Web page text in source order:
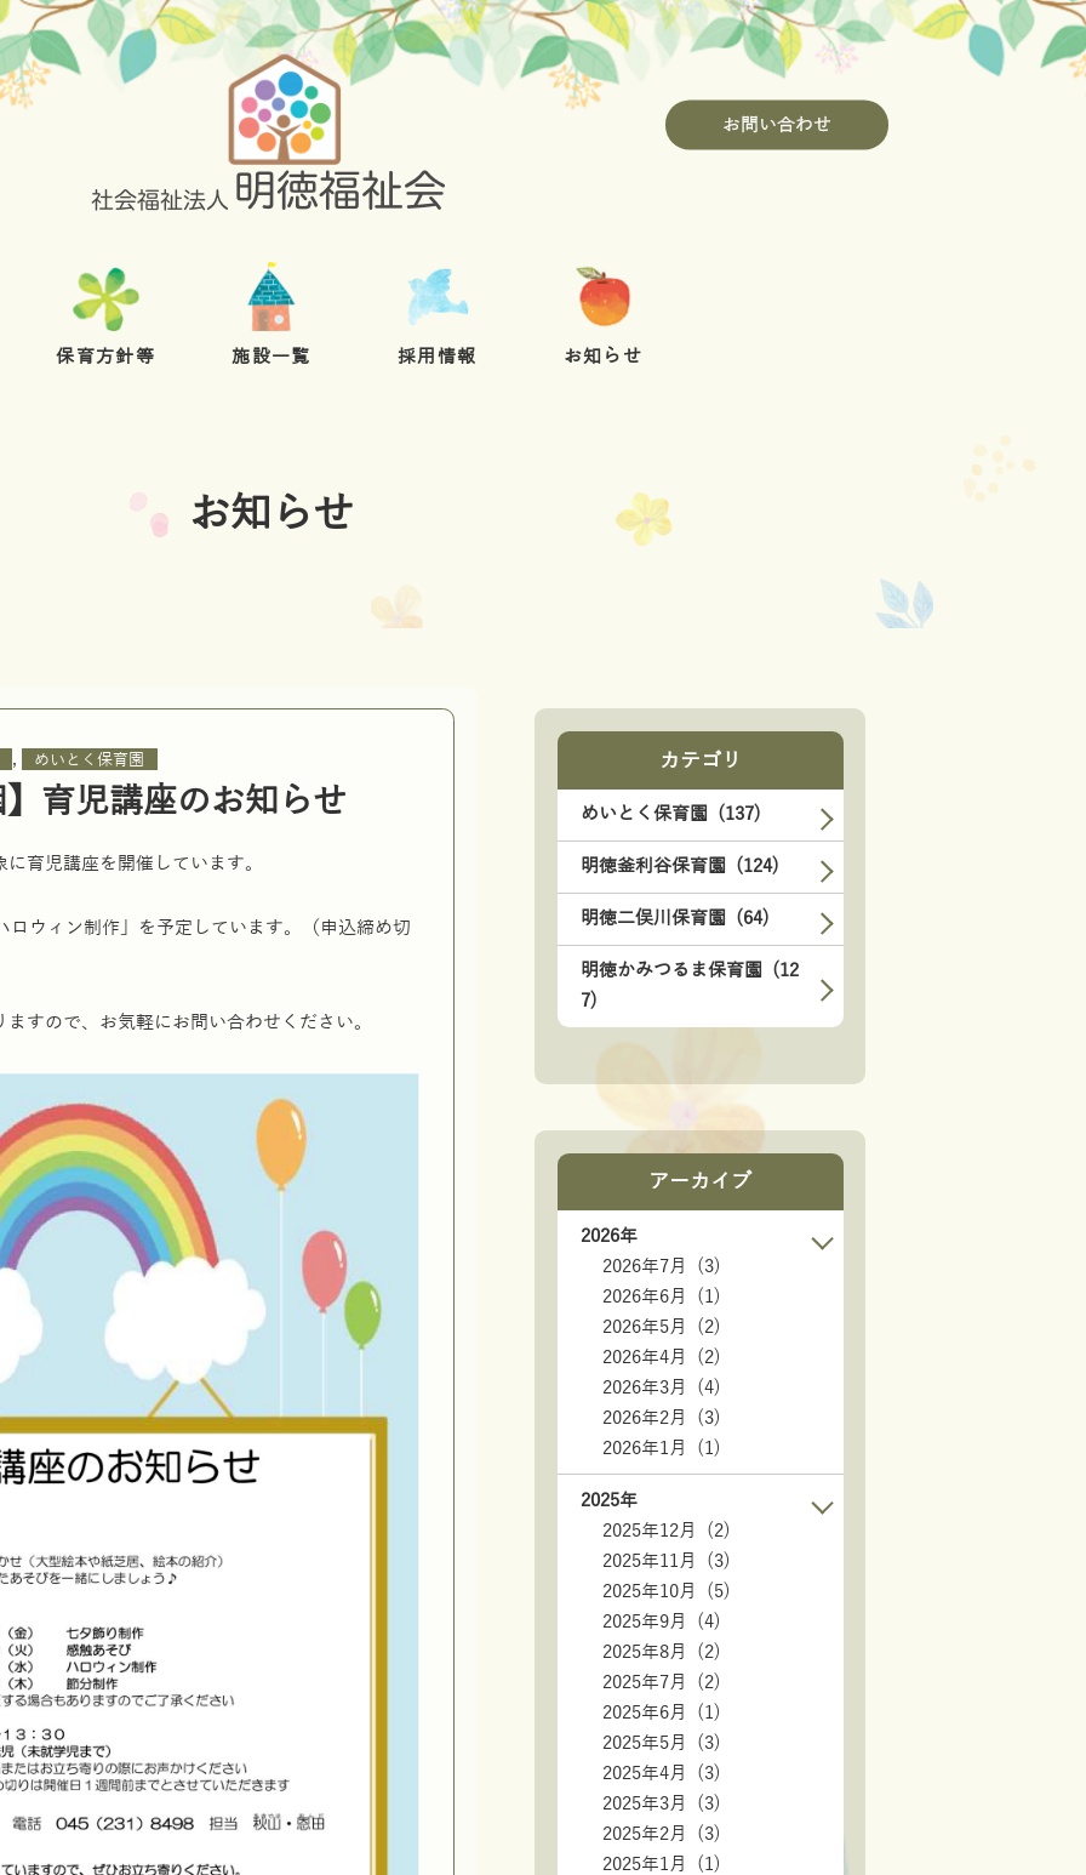
お問い合わせ
保育方針等 施設一覧 採用情報 お知らせ
お知らせ
, めいとく保育園
育児講座のお知らせ
育児講座を開催しています。
ロウィン制作」を予定しています。（申込締め切
すので、お気軽にお問い合わせください。
カテゴリ
めいとく保育園 (137)
明徳釜利谷保育園 (124)
明徳二俣川保育園 (64)
明徳かみつるま保育園 (12
7)
アーカイブ
2026年
2026年7月 (3)
2026年6月 (1)
2026年5月 (2)
2026年4月 (2)
2026年3月 (4)
2026年2月 (3)
2026年1月 (1)
2025年
2025年12月 (2)
2025年11月 (3)
2025年10月 (5)
2025年9月 (4)
2025年8月 (2)
2025年7月 (2)
2025年6月 (1)
2025年5月 (3)
2025年4月 (3)
2025年3月 (3)
2025年2月 (3)
2025年1月 (1)